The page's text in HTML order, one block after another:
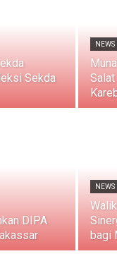
Sekda
NEWS
DIPA
NEWS
bagi